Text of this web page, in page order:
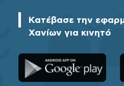
Κατέβασε την
Χανίων για κινητό